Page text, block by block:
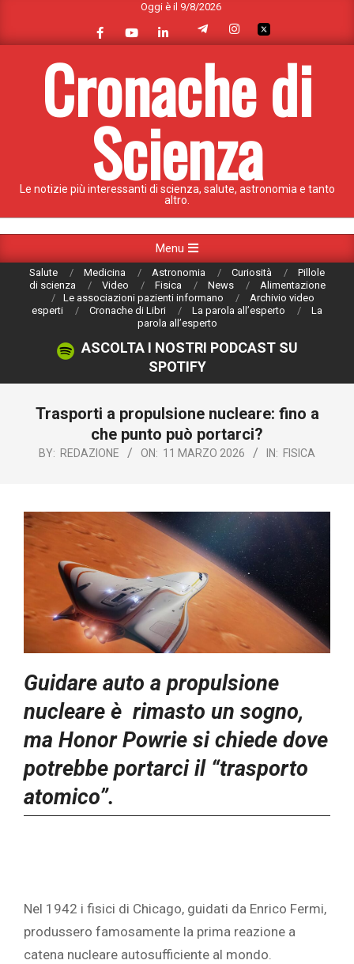
content
Oggi è il 9/8/2026
Cronache di
Scienza
Le notizie più interessanti di scienza, salute, astronomia e tanto
altro.
Navigation
Menu
Salute Medicina Astronomia Curiosità
Pillole
di scienza
Video Fisica News
Alimentazione
Le associazioni pazienti informano
Archivio video
esperti
Cronache di Libri La parola all’esperto
La
parola all’esperto
ASCOLTA I NOSTRI PODCAST SU
SPOTIFY
Trasporti a propulsione nucleare: fino a
che punto può portarci?
BY: REDAZIONE ON: 11 MARZO 2026 IN: FISICA
Guidare auto a propulsione
nucleare è rimasto un sogno,
ma Honor Powrie si chiede dove
potrebbe portarci il “trasporto
atomico”.
Nel 1942 i fisici di Chicago, guidati da Enrico Fermi,
produssero famosamente la prima reazione a
catena nucleare autosufficiente al mondo.